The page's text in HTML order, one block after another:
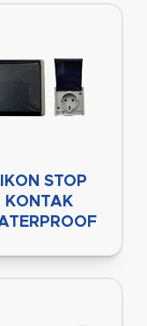
STOP
KONTAK